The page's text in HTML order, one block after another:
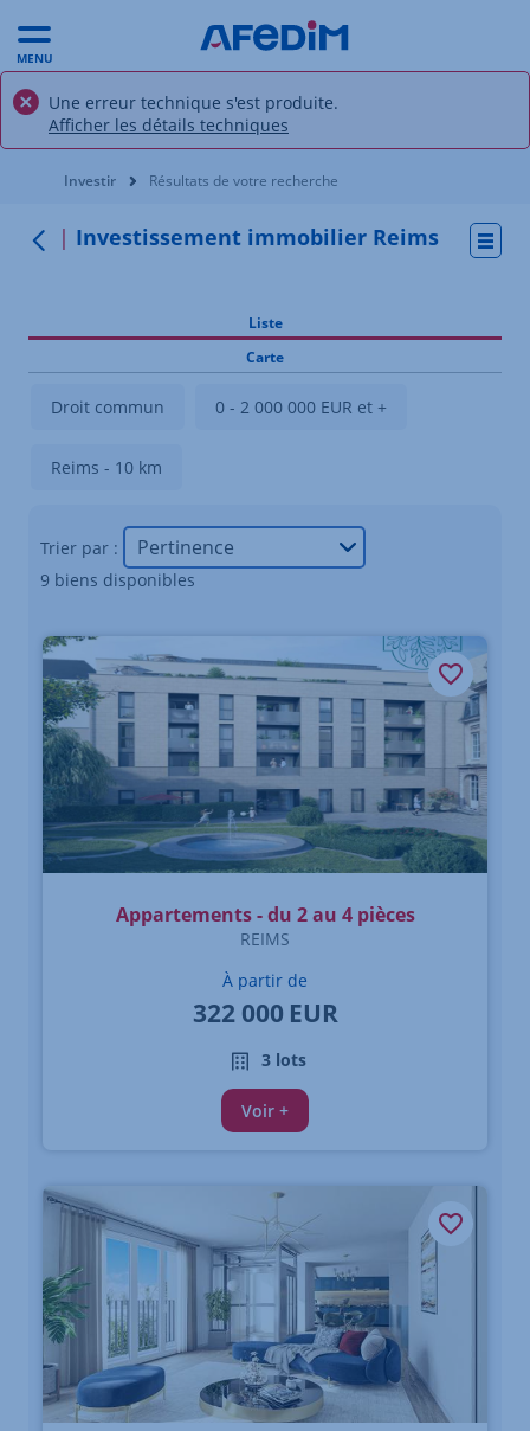
MENU
Une erreur technique s'est produite.
Afficher les détails techniques
Vous êtes ici:
Investir Résultats de votre recherche
Investissement immobilier Reims
Liste
Carte
Droit commun 0 - 2 000 000 EUR et +
Reims - 10 km
Trier par :
9 biens disponibles
Appartements - du 2 au 4 pièces
REIMS
À partir de
322 000 EUR
3 lots
Voir +